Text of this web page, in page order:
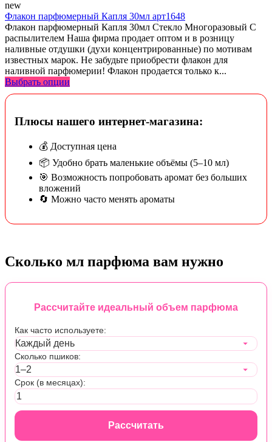
new
Флакон парфюмерный Капля 30мл арт1648
Флакон парфюмерный Капля 30мл Стекло Многоразовый С
распылителем Наша фирма продает оптом и в розницу
наливные отдушки (духи концентрированные) по мотивам
известных марок. Не забудьте приобрести флакон для
наливной парфюмерии! Флакон продается только к...
Выбрать опции
Плюсы нашего интернет-магазина:
💰 Доступная цена
📦 Удобно брать маленькие объёмы (5–10 мл)
🎯 Возможность попробовать аромат без больших
вложений
🔄 Можно часто менять ароматы
Сколько мл парфюма вам нужно
Рассчитайте идеальный объем парфюма
Как часто используете:
Сколько пшиков:
Срок (в месяцах):
Рассчитать